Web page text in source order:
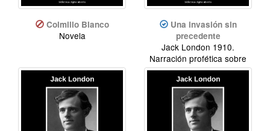
Colmillo Blanco
Novela
Una invasión sin
precedente
Jack London 1910.
Narración profética sobre
las guerras del siglo XXI